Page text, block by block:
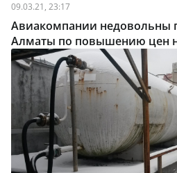
09.03.21, 23:17
Авиакомпании недовольны
Алматы по повышению цен